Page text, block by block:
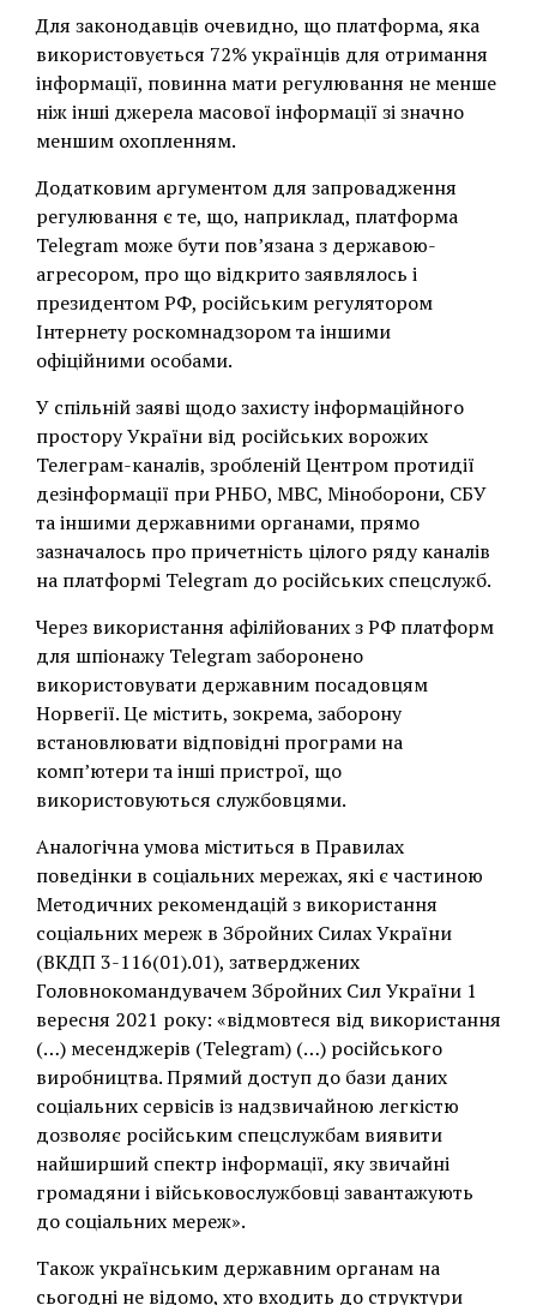
Для законодавців очевидно, що платформа, яка
використовується 72% українців для отримання
інформації, повинна мати регулювання не менше
ніж інші джерела масової інформації зі значно
меншим охопленням.
Додатковим аргументом для запровадження
регулювання є те, що, наприклад, платформа
Telegram може бути пов’язана з державою-
агресором, про що відкрито заявлялось і
президентом РФ, російським регулятором
Інтернету роскомнадзором та іншими
офіційними особами.
У спільній заяві щодо захисту інформаційного
простору України від російських ворожих
Телеграм-каналів, зробленій Центром протидії
дезінформації при РНБО, МВС, Міноборони, СБУ
та іншими державними органами, прямо
зазначалось про причетність цілого ряду каналів
на платформі Telegram до російських спецслужб.
Через використання афілійованих з РФ платформ
для шпіонажу Telegram заборонено
використовувати державним посадовцям
Норвегії. Це містить, зокрема, заборону
встановлювати відповідні програми на
комп’ютери та інші пристрої, що
використовуються службовцями.
Аналогічна умова міститься в Правилах
поведінки в соціальних мережах, які є частиною
Методичних рекомендацій з використання
соціальних мереж в Збройних Силах України
(ВКДП 3-116(01).01), затверджених
Головнокомандувачем Збройних Сил України 1
вересня 2021 року: «відмовтеся від використання
(…) месенджерів (Telegram) (…) російського
виробництва. Прямий доступ до бази даних
соціальних сервісів із надзвичайною легкістю
дозволяє російським спецслужбам виявити
найширший спектр інформації, яку звичайні
громадяни і військовослужбовці завантажують
до соціальних мереж».
Також українським державним органам на
сьогодні не відомо, хто входить до структури